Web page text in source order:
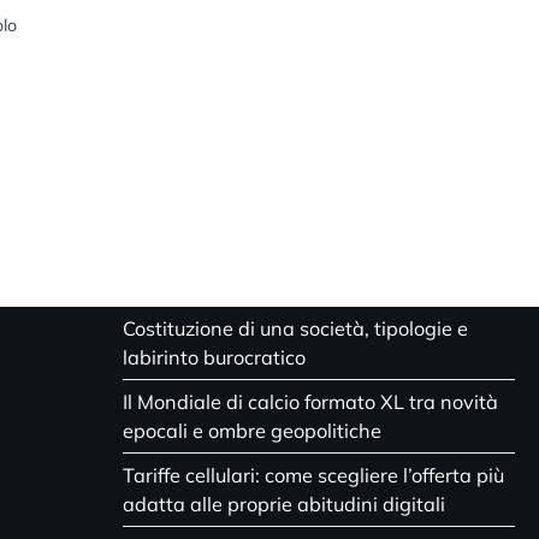
Costituzione di una società, tipologie e
labirinto burocratico
Il Mondiale di calcio formato XL tra novità
epocali e ombre geopolitiche
Tariffe cellulari: come scegliere l’offerta più
adatta alle proprie abitudini digitali